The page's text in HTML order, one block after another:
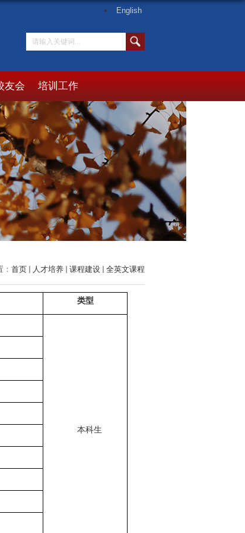
English
友会 培训工作
首页 人才培养 课程建设 全英文课程
类型
本科生